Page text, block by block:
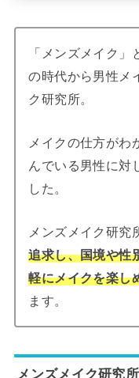
「メンズメイク
の時代から男性メ
ク研究所。
メイクの仕方がわ
んでいる男性に対
した。
メンズメイク研究
追求し、国境や性
軽にメイクを楽し
ます。
メンズメイク研究